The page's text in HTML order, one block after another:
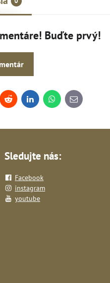
Buďte prvý!
RedditLinkedInWhatsApp
E-
mail
Sledujte nás:
Facebook
instagram
youtube